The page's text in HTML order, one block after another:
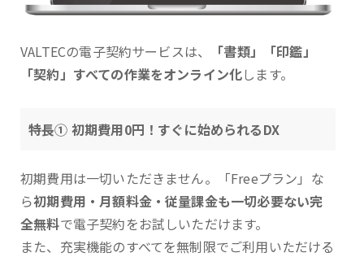
VALTECの電子契約サービスは、
「書類」「印鑑」
「契約」すべての作業をオンライン化します。
特長① 初期費用0円！すぐに始められるDX
初期費用は一切いただきません。「Freeプラン」な
ら初期費用・月額料金・従量課金も一切必要ない完
全無料で電子契約をお試しいただけます。
また、充実機能のすべてを無制限でご利用いただける